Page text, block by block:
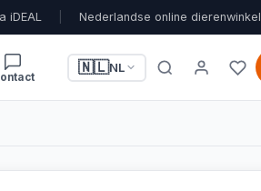
iDEAL Nederlandse online dierenwinkel
🇳🇱NL